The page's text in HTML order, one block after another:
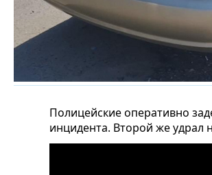
Полицейские оперативно
инцидента. Второй же удрал